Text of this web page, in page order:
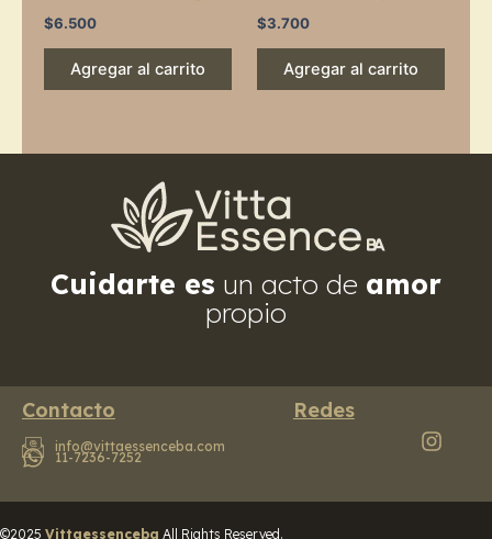
$6.500
Agregar al carrito
$3.700
Agregar al carrito
Cuidarte es un acto de amor
propio
Contacto
info@vittaessenceba.com
11-7236-7252
Redes
©2025 Vittaessenceba All Rights Reserved.